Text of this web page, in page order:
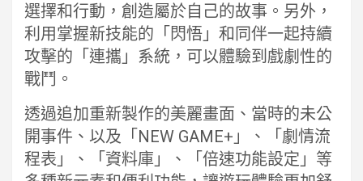
選擇和行動，創造屬於自己的故事。另外，
利用掌握新技能的「閃悟」和同伴一起持續
攻擊的「連攜」系統，可以體驗到戲劇性的
戰鬥。
透過追加重新製作的美麗畫面、當時的未公
開事件、以及「NEW GAME+」、「劇情流
程表」、「資料庫」、「倍速功能設定」等